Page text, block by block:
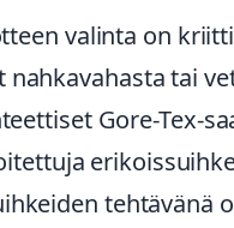
valinta on
nahkavahasta tai
Gore-Tex-
tehtävänä